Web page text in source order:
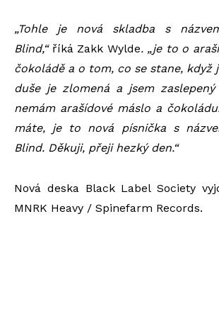
„Tohle je nová skladba s
Blind,“ říká Zakk Wylde. „je to o
čokoládě a o tom, co se stane, když
duše je zlomená a jsem
nemám arašídové máslo a
máte, je to nová písnička s
Blind. Děkuji, přeji hezký den.“
Nová deska Black Label Society
MNRK Heavy / Spinefarm Records.